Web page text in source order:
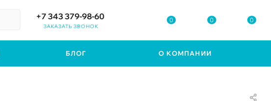
+7 343 379-98-60
ЗАКАЗАТЬ ЗВОНОК
0 0 0
БЛОГ О КОМПАНИИ